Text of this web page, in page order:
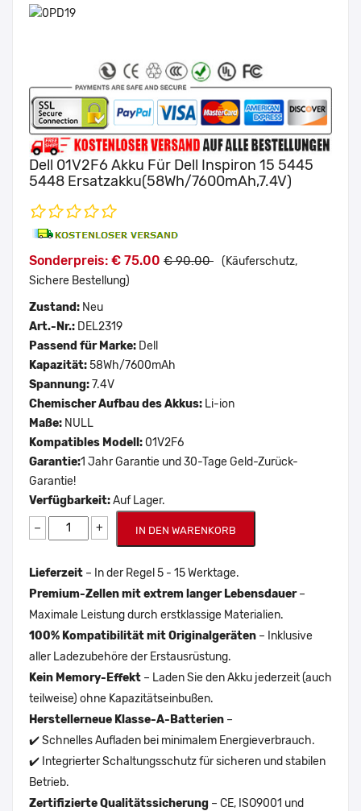
Dell 01V2F6 Akku Für Dell Inspiron 15 5445
5448 Ersatzakku(58Wh/7600mAh,7.4V)
Sonderpreis: € 75.00 € 90.00 (Käuferschutz,
Sichere Bestellung)
Zustand: Neu
Art.-Nr.: DEL2319
Passend für Marke: Dell
Kapazität:58Wh/7600mAh
Spannung:7.4V
Chemischer Aufbau des Akkus: Li-ion
Maße: NULL
Kompatibles Modell:01V2F6
Garantie:1 Jahr Garantie und 30-Tage Geld-Zurück-
Garantie!
Verfügbarkeit:Auf Lager.
− + IN DEN WARENKORB
Lieferzeit – In der Regel 5 - 15 Werktage.
Premium-Zellen mit extrem langer Lebensdauer–
Maximale Leistung durch erstklassige Materialien.
100% Kompatibilität mit Originalgeräten – Inklusive
aller Ladezubehöre der Erstausrüstung.
Kein Memory-Effekt – Laden Sie den Akku jederzeit (auch
teilweise) ohne Kapazitätseinbußen.
Herstellerneue Klasse-A-Batterien –
✔️ Schnelles Aufladen bei minimalem Energieverbrauch.
✔️ Integrierter Schaltungsschutz für sicheren und stabilen
Betrieb.
Zertifizierte Qualitätssicherung – CE, ISO9001 und